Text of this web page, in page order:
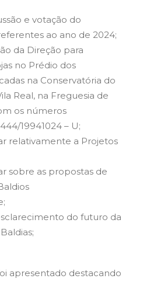
e votação do
ao ano de 2024;
da Direção para
no Prédio dos
na Conservatória do
Real, na Freguesia de
os números
19941024 – U;
relativamente a Projetos
sobre as propostas de
do futuro da
apresentado destacando